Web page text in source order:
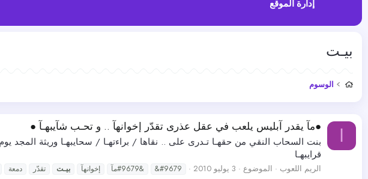
إدارة الموقع
بيـت
الوسوم
●مآ يقدر آبليس يلعب في عقل عذرى تقدّر إخوانهآ .. و تحـب شآيبهـآ ●
بنت السحاب النقي من حقهـا تـدرى على .. نقاها / براءتهـا / سحايبهـا وريثة المجد
قرايبهـا
الريم اللعوب الموضوع 3 يوليو 2010 &#9679 &#9679مآ إخوانهآ بيـت تقدّر دمعة